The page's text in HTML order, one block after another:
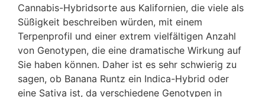
Cannabis-Hybridsorte aus Kalifornien, die viele als
Süßigkeit beschreiben würden, mit einem
Terpenprofil und einer extrem vielfältigen Anzahl
von Genotypen, die eine dramatische Wirkung auf
Sie haben können. Daher ist es sehr schwierig zu
sagen, ob Banana Runtz ein Indica-Hybrid oder
eine Sativa ist, da verschiedene Genotypen in